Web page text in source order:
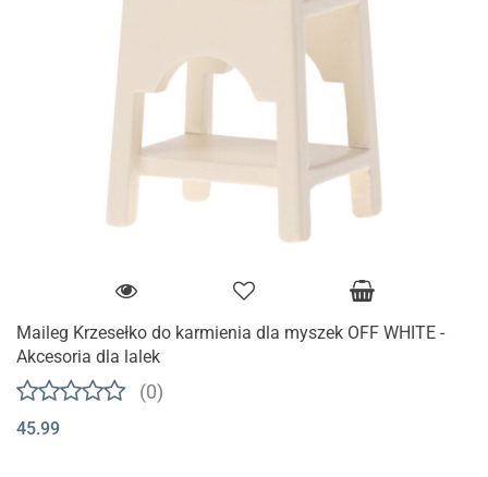
Maileg Krzesełko do karmienia dla myszek OFF WHITE -
Akcesoria dla lalek
(0)
45.99